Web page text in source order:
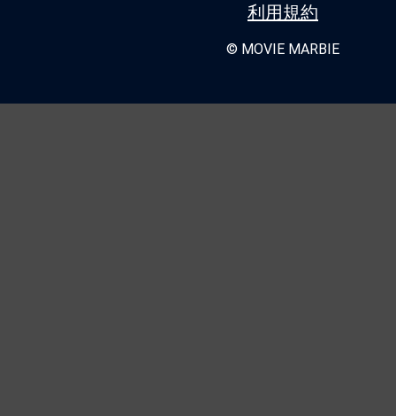
利用規約
© MOVIE MARBIE